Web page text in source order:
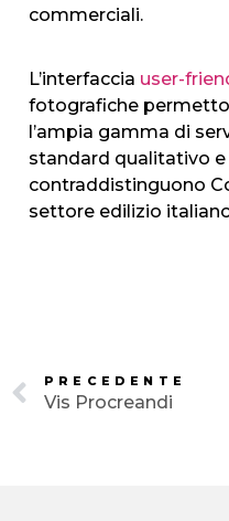
commerciali.
L’interfaccia user-
fotografiche
l’ampia gamma di
standard qualitativo e
contraddistinguono
settore edilizio
PRECEDENTE
Vis Procreandi